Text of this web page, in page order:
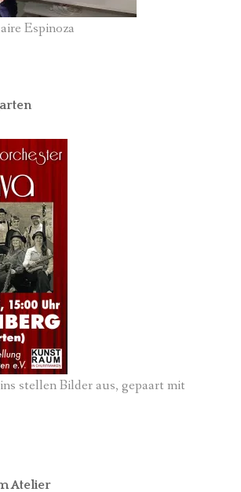
Espinoza
stellen Bilder aus, gepaart mit
Atelier